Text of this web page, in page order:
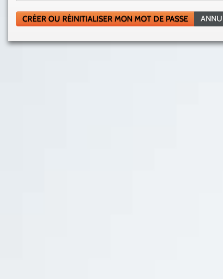
CRÉER OU RÉINITIALISER MON MOT DE PASSE